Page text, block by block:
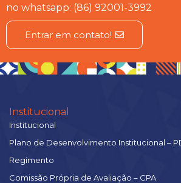
no whatsapp: (86) 92001-3992
Entrar em contato!
Institucional
Institucional
Plano de Desenvolvimento Institucional –
Regimento
Comissão Própria de Avaliação – CPA